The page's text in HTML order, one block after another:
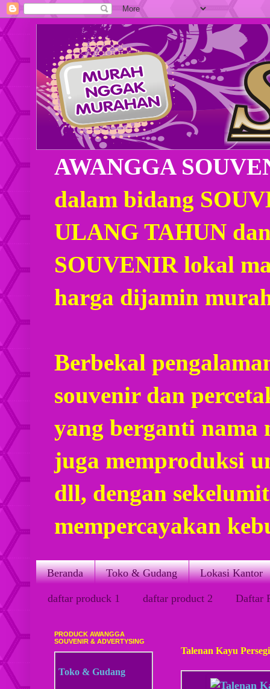
AWANGGA
dalam bidang
ULANG TAHUN
SOUVENIR lokal
harga dijamin
Berbekal
souvenir dan
yang berganti nama
juga memproduksi
dll, dengan
mempercayakan
Beranda Toko & Gudang Lokasi Kantor
daftar produck 1 daftar product 2 Daftar
Talenan Kayu
PRODUCK AWANGGA
SOUVENIR & ADVERTYSING
Toko & Gudang